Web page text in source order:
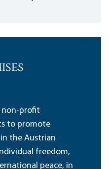
non-profit
to promote
the Austrian
freedom,
peace, in